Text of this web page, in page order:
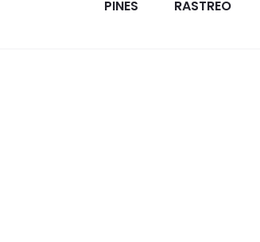
PINES RASTREO